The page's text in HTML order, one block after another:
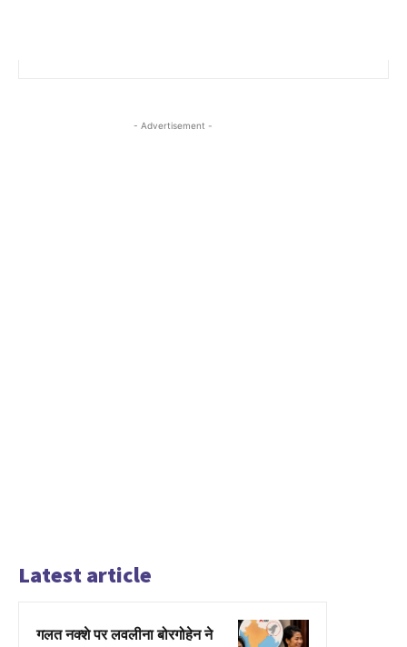
- Advertisement -
Latest article
गलत नक्शे पर लवलीना बोरगोहेन ने